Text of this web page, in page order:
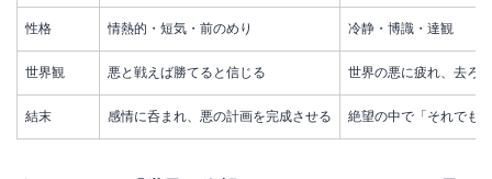
性格 情熱的・短気・前のめり 冷静・博識・達観
世界観 悪と戦えば勝てると信じる 世界の悪に疲れ、去ろ
結末 感情に呑まれ、悪の計画を完成させる 絶望の中で「それでも